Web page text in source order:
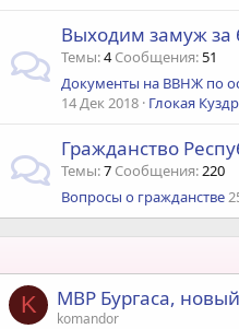
Выходим замуж за
Темы 4 Сообщения 51
Документы на ВВНЖ по
14 Дек 2018 Глокая
Гражданство
Темы 7 Сообщения 220
Вопросы о гражданстве
K МВР Бургаса,
komandor